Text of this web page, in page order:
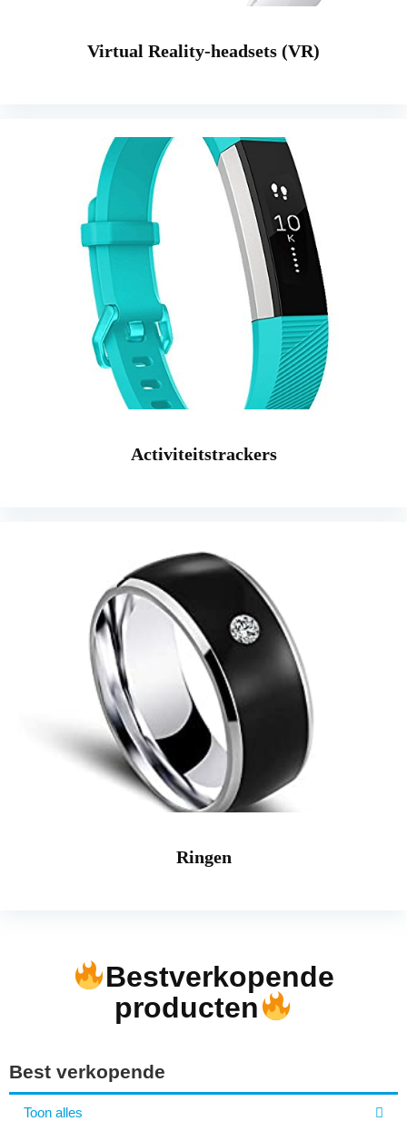
Virtual Reality-headsets (VR)
Activiteitstrackers
Ringen
Bestverkopende
producten
Best verkopende
Toon alles